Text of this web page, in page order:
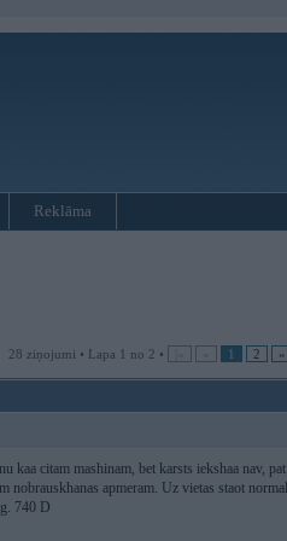
Reklāma
28 ziņojumi • Lapa 1 no 2 • |« « 1 2 »
kaa citam mashinam, bet karsts iekshaa nav,
nobrauskhanas apmeram. Uz vietas staot
740 D